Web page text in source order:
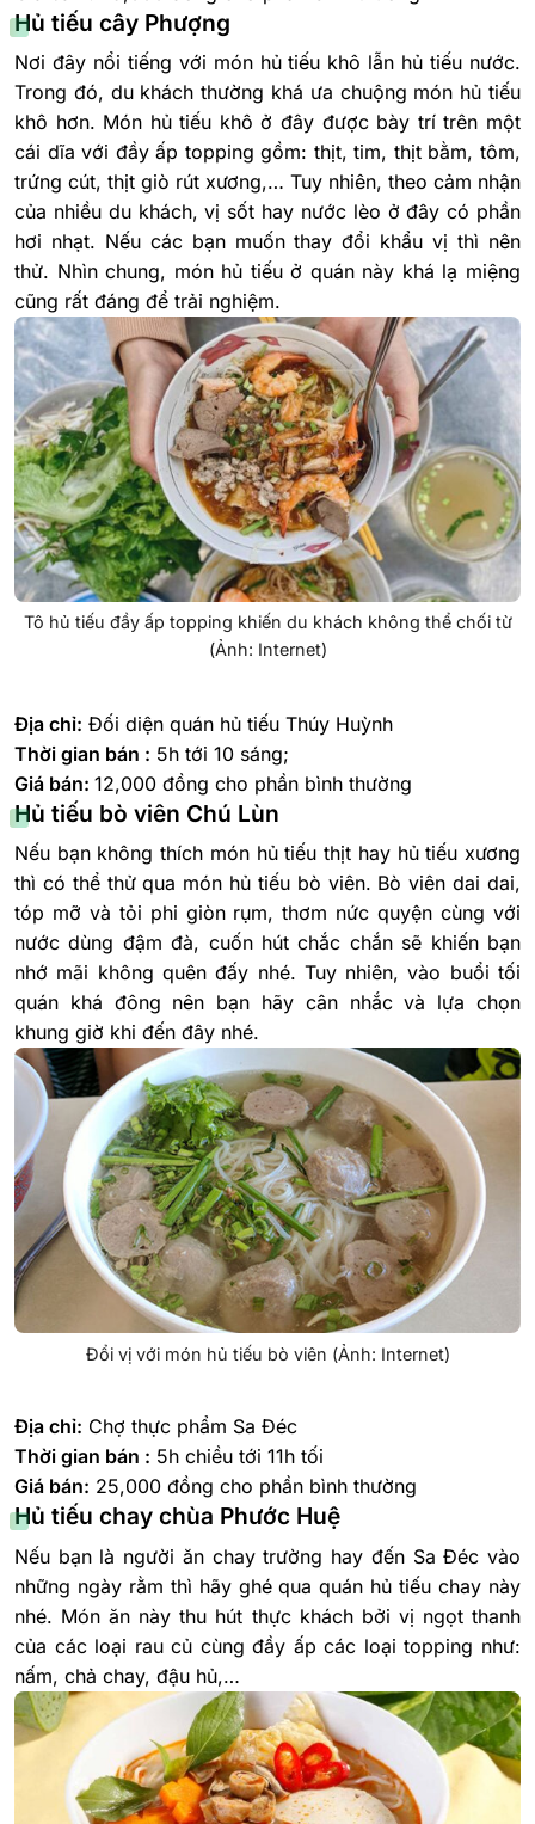
Hủ tiếu cây Phượng
Nơi đây nổi tiếng với món hủ tiếu khô lẫn hủ tiếu nước.
Trong đó, du khách thường khá ưa chuộng món hủ tiếu
khô hơn. Món hủ tiếu khô ở đây được bày trí trên một
cái dĩa với đầy ấp topping gồm: thịt, tim, thịt bằm, tôm,
trứng cút, thịt giò rút xương,… Tuy nhiên, theo cảm nhận
của nhiều du khách, vị sốt hay nước lèo ở đây có phần
hơi nhạt. Nếu các bạn muốn thay đổi khẩu vị thì nên
thử. Nhìn chung, món hủ tiếu ở quán này khá lạ miệng
cũng rất đáng để trải nghiệm.
Tô hủ tiếu đầy ấp topping khiến du khách không thể chối từ
(Ảnh: Internet)
Địa chỉ: Đối diện quán hủ tiếu Thúy Huỳnh
Thời gian bán : 5h tới 10 sáng;
Giá bán: 12,000 đồng cho phần bình thường
Hủ tiếu bò viên Chú Lùn
Nếu bạn không thích món hủ tiếu thịt hay hủ tiếu xương
thì có thể thử qua món hủ tiếu bò viên. Bò viên dai dai,
tóp mỡ và tỏi phi giòn rụm, thơm nức quyện cùng với
nước dùng đậm đà, cuốn hút chắc chắn sẽ khiến bạn
nhớ mãi không quên đấy nhé. Tuy nhiên, vào buổi tối
quán khá đông nên bạn hãy cân nhắc và lựa chọn
khung giờ khi đến đây nhé.
Đổi vị với món hủ tiếu bò viên (Ảnh: Internet)
Địa chỉ: Chợ thực phẩm Sa Đéc
Thời gian bán : 5h chiều tới 11h tối
Giá bán: 25,000 đồng cho phần bình thường
Hủ tiếu chay chùa Phước Huệ
Nếu bạn là người ăn chay trường hay đến Sa Đéc vào
những ngày rằm thì hãy ghé qua quán hủ tiếu chay này
nhé. Món ăn này thu hút thực khách bởi vị ngọt thanh
của các loại rau củ cùng đầy ấp các loại topping như:
nấm, chả chay, đậu hủ,…